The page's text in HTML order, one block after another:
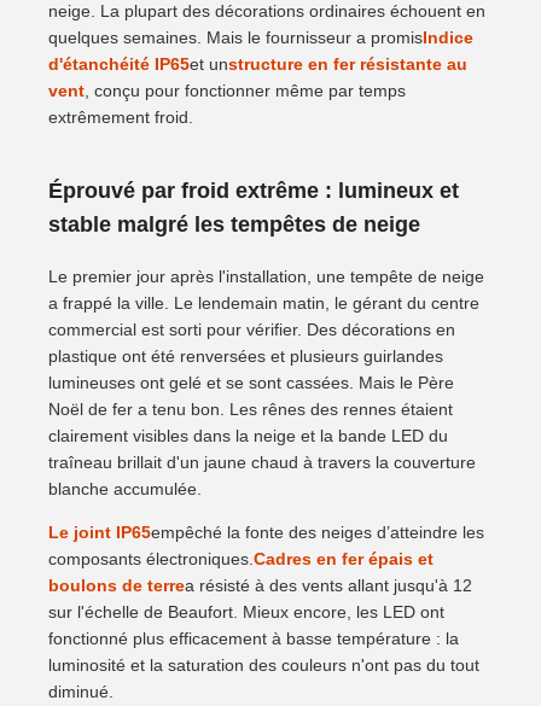
neige. La plupart des décorations ordinaires échouent en
quelques semaines. Mais le fournisseur a promisIndice
d'étanchéité IP65et unstructure en fer résistante au
vent, conçu pour fonctionner même par temps
extrêmement froid.
Éprouvé par froid extrême : lumineux et
stable malgré les tempêtes de neige
Le premier jour après l'installation, une tempête de neige
a frappé la ville. Le lendemain matin, le gérant du centre
commercial est sorti pour vérifier. Des décorations en
plastique ont été renversées et plusieurs guirlandes
lumineuses ont gelé et se sont cassées. Mais le Père
Noël de fer a tenu bon. Les rênes des rennes étaient
clairement visibles dans la neige et la bande LED du
traîneau brillait d'un jaune chaud à travers la couverture
blanche accumulée.
Le joint IP65empêché la fonte des neiges d’atteindre les
composants électroniques.Cadres en fer épais et
boulons de terrea résisté à des vents allant jusqu'à 12
sur l'échelle de Beaufort. Mieux encore, les LED ont
fonctionné plus efficacement à basse température : la
luminosité et la saturation des couleurs n'ont pas du tout
diminué.